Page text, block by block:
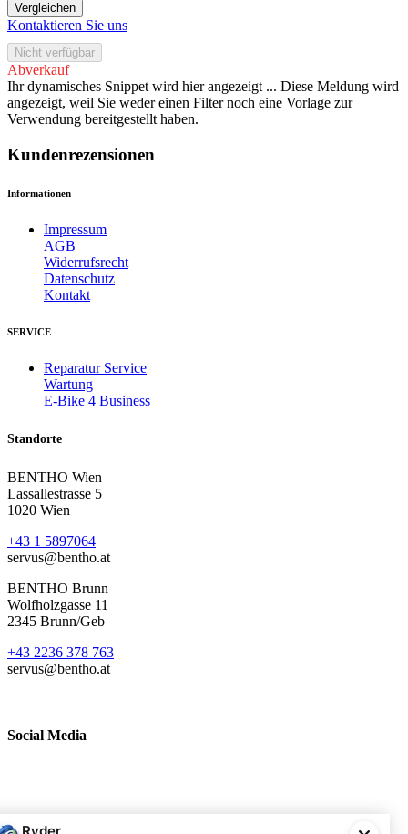
Vergleichen
Kontaktieren Sie uns
Nicht verfügbar
Abverkauf
Ihr dynamisches Snippet wird hier angezeigt ... Diese Meldung wird
angezeigt, weil Sie weder einen Filter noch eine Vorlage zur
Verwendung bereitgestellt haben.
Kundenrezensionen
Informationen
Impressum
AGB
Widerrufsrecht
Datenschutz
Kontakt
SERVICE
Reparatur Service
Wartung
E-Bike 4 Business
Standorte
BENTHO Wien
Lassallestrasse 5
1020 Wien
+43 1 5897064
servus@bentho.at
BENTHO Brunn
Wolfholzgasse 11
2345 Brunn/Geb
+43 2236 378 763
servus@bentho.at
Social Media